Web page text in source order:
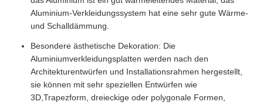
Aluminium-Verkleidungssystem hat eine sehr gute Wärme-
und Schalldämmung.
Besondere ästhetische Dekoration: Die
Aluminiumverkleidungsplatten werden nach den
Architekturentwürfen und Installationsrahmen hergestellt,
sie können mit sehr speziellen Entwürfen wie
3D,Trapezform, dreieckige oder polygonale Formen,